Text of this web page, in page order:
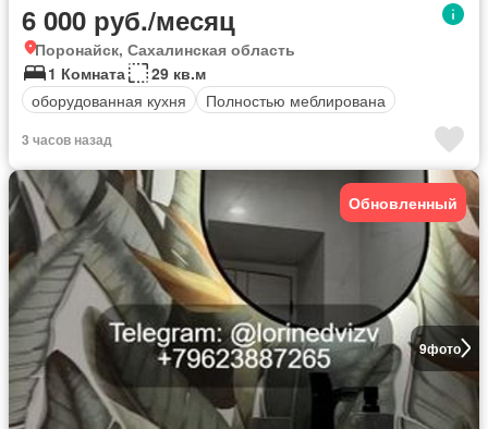
6 000 руб./месяц
Поронайск, Сахалинская область
1 Комната
29 кв.м
оборудованная кухня
Полностью меблирована
3 часов назад
9фото
Обновленный